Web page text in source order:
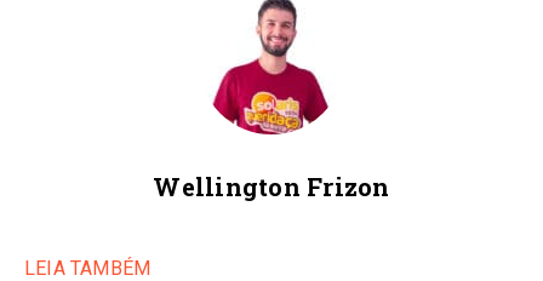
Wellington Frizon
LEIA TAMBÉM